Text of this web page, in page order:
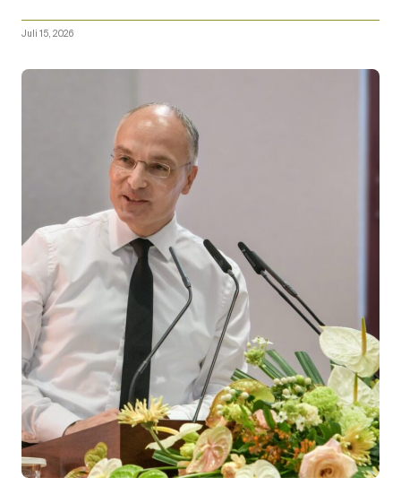
Juli 15, 2026